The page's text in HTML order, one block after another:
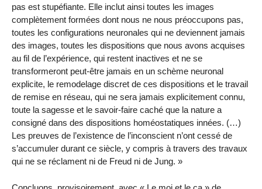
pas est stupéfiante. Elle inclut ainsi toutes les images
complètement formées dont nous ne nous préoccupons pas,
toutes les configurations neuronales qui ne deviennent jamais
des images, toutes les dispositions que nous avons acquises
au fil de l’expérience, qui restent inactives et ne se
transformeront peut-être jamais en un schème neuronal
explicite, le remodelage discret de ces dispositions et le travail
de remise en réseau, qui ne sera jamais explicitement connu,
toute la sagesse et le savoir-faire caché que la nature a
consigné dans des dispositions homéostatiques innées. (…)
Les preuves de l’existence de l’inconscient n’ont cessé de
s’accumuler durant ce siècle, y compris à travers des travaux
qui ne se réclament ni de Freud ni de Jung. »